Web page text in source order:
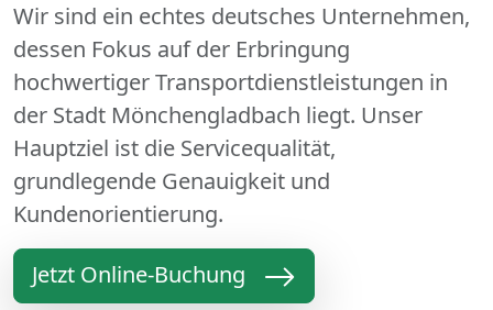
Wir sind ein echtes deutsches Unternehmen,
dessen Fokus auf der Erbringung
hochwertiger Transportdienstleistungen in
der Stadt Mönchengladbach liegt. Unser
Hauptziel ist die Servicequalität,
grundlegende Genauigkeit und
Kundenorientierung.
Jetzt Online-Buchung